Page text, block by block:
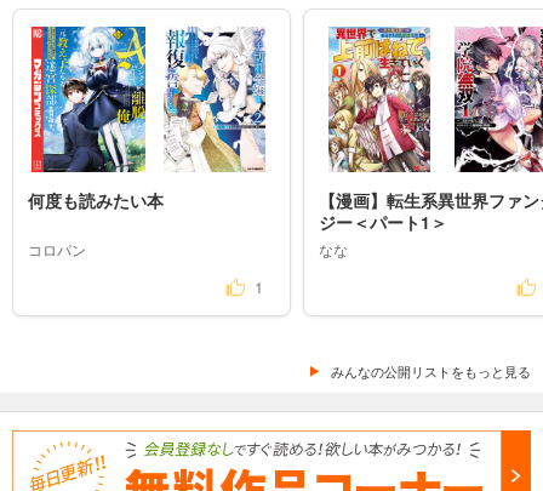
何度も読みたい本
コロパン
1
【漫画】転生系異世界ファ
ジー＜パート1＞
なな
みんなの公開リストをもっと見る